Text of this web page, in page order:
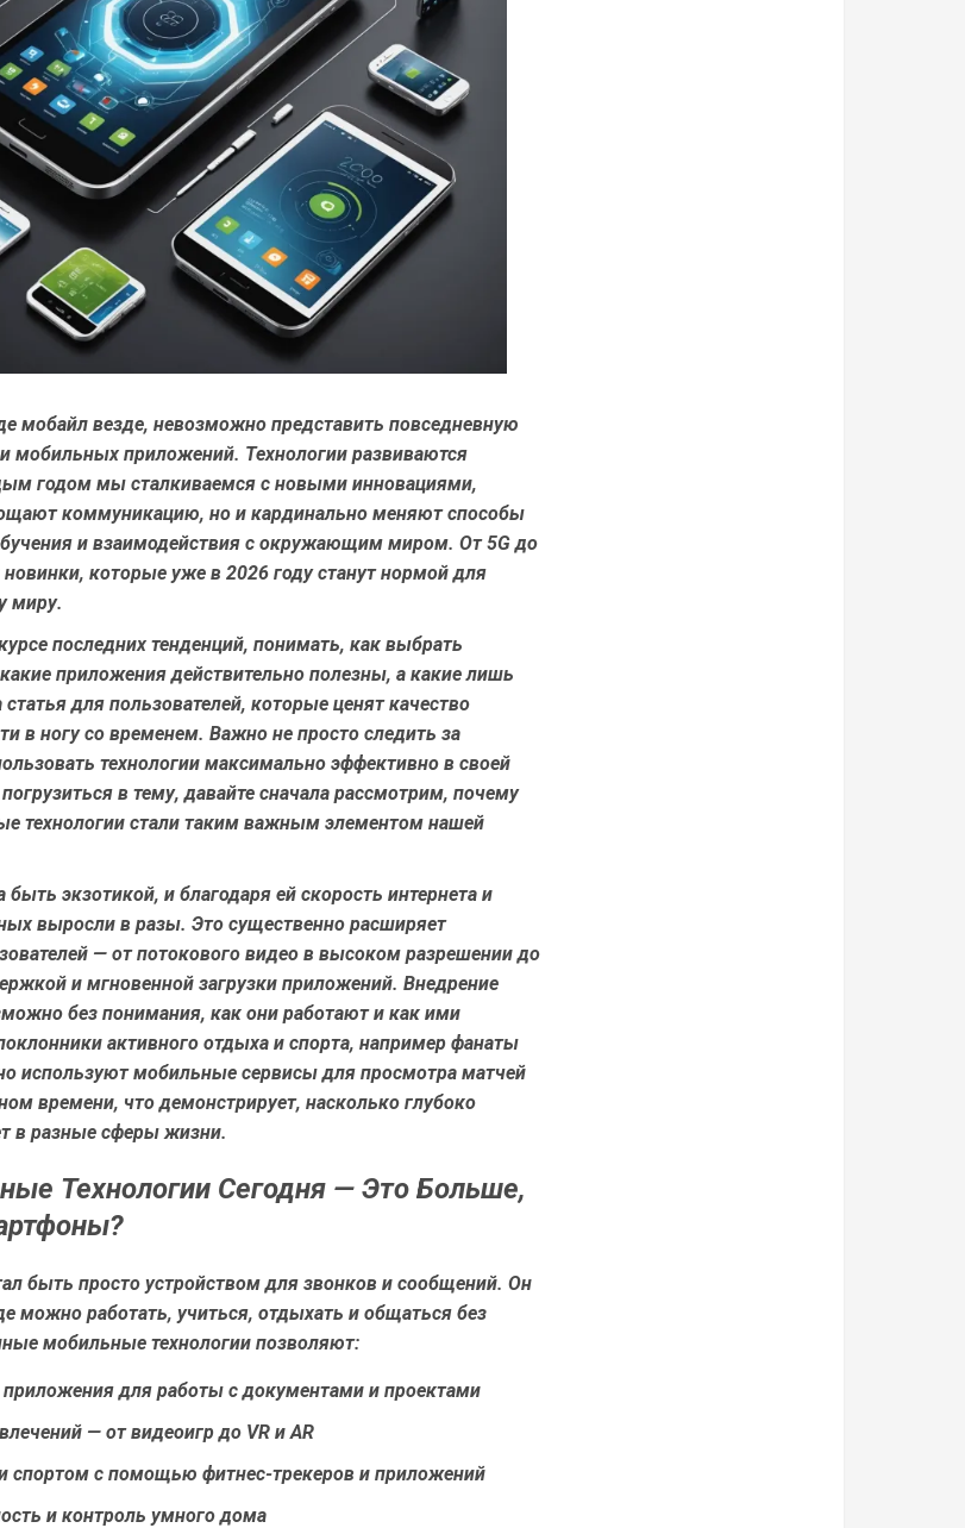
мобайл везде, невозможно представить повседневную
мобильных приложений. Технологии развиваются
годом мы сталкиваемся с новыми инновациями,
коммуникацию, но и кардинально меняют способы
и взаимодействия с окружающим миром. От 5G до
которые уже в 2026 году станут нормой для
миру.
последних тенденций, понимать, как выбрать
приложения действительно полезны, а какие лишь
для пользователей, которые ценят качество
в ногу со временем. Важно не просто следить за
технологии максимально эффективно в своей
в тему, давайте сначала рассмотрим, почему
технологии стали таким важным элементом нашей
быть экзотикой, и благодаря ей скорость интернета и
выросли в разы. Это существенно расширяет
— от потокового видео в высоком разрешении до
и мгновенной загрузки приложений. Внедрение
без понимания, как они работают и как ими
активного отдыха и спорта, например фанаты
используют мобильные сервисы для просмотра матчей
времени, что демонстрирует, насколько глубоко
в разные сферы жизни.
Технологии Сегодня — Это Больше,
быть просто устройством для звонков и сообщений. Он
можно работать, учиться, отдыхать и общаться без
мобильные технологии позволяют:
для работы с документами и проектами
— от видеоигр до VR и AR
спортом с помощью фитнес-трекеров и приложений
и контроль умного дома